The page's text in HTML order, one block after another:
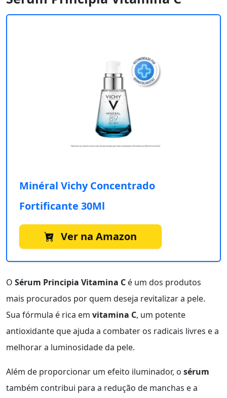
Minéral Vichy Concentrado
Fortificante 30Ml
Ver na Amazon
O Sérum Principia Vitamina C é um dos produtos
mais procurados por quem deseja revitalizar a pele.
Sua fórmula é rica em vitamina C, um potente
antioxidante que ajuda a combater os radicais livres e a
melhorar a luminosidade da pele.
Além de proporcionar um efeito iluminador, o sérum
também contribui para a redução de manchas e a